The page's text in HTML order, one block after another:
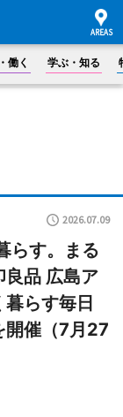
働く 学ぶ・知る
2026.07.09
らす。まる
品 広島ア
らす毎日
開催（7月27